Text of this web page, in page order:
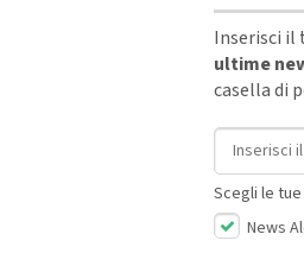
Inserisci il
ultime
casella di
Indirizzo
Scegli le
News